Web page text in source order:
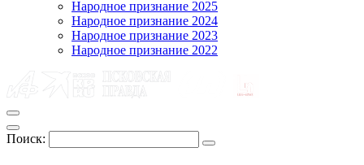
Народное признание 2025
Народное признание 2024
Народное признание 2023
Народное признание 2022
Поиск: